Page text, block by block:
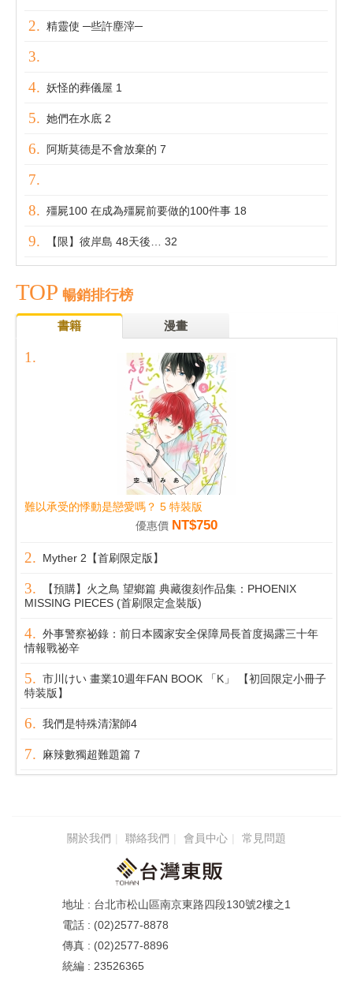
精靈使 ─些許塵滓─
妖怪的葬儀屋 1
她們在水底 2
阿斯莫德是不會放棄的 7
殭屍100 在成為殭屍前要做的100件事 18
【限】彼岸島 48天後… 32
TOP 暢銷排行榜
書籍 漫畫
難以承受的悸動是戀愛嗎？ 5 特裝版
優惠價 NT$750
Myther 2【首刷限定版】
【預購】火之鳥 望鄉篇 典藏復刻作品集：PHOENIX
MISSING PIECES (首刷限定盒裝版)
外事警察祕錄：前日本國家安全保障局長首度揭露三十年
情報戰祕辛
市川けい 畫業10週年FAN BOOK 「K」 【初回限定小冊子
特装版】
我們是特殊清潔師4
麻辣數獨超難題篇 7
關於我們 聯絡我們 會員中心 常見問題
台北市松山區南京東路四段130號2樓之1
(02)2577-8878
(02)2577-8896
23526365